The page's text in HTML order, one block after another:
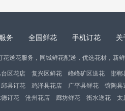
务 全国鲜花 手机订花 关
送花服务，同城鲜花配送，优选花材，新
区花店 复兴区鲜花 峰峰矿区送花
邯郸
邱县订花 鸡泽县花店 广平县鲜花
馆陶县
订花 沧州花店 廊坊鲜花 衡水送花 太